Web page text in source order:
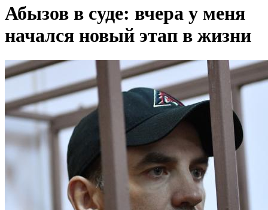
Абызов в суде: вчера у меня
начался новый этап в жизни